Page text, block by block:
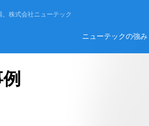
株式会社ニューテック
ニューテックの強み